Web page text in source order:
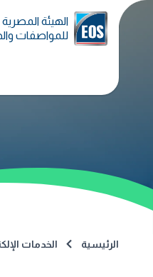
الهيئة المصرية
للمواصفات
الرئيسية الخدمات